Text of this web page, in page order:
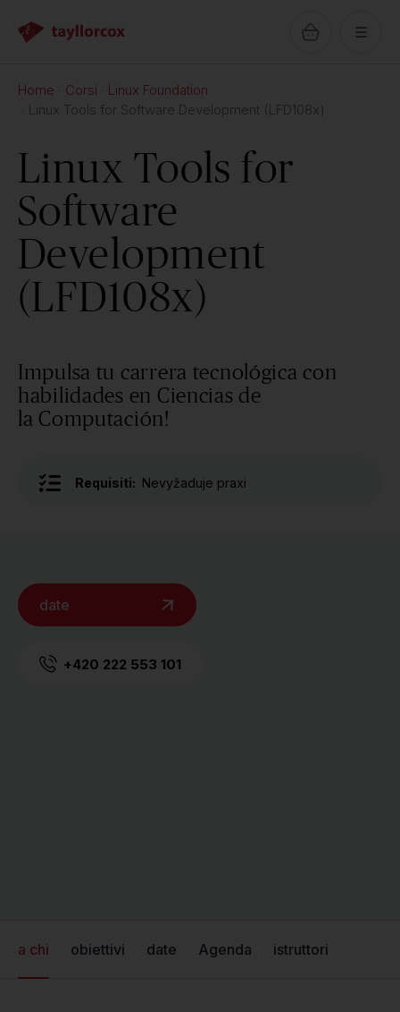
Home Corsi
Linux Foundation
Linux Tools for Software Development (LFD108x)
Linux Tools for
Software
Development
(LFD108x)
Impulsa tu carrera tecnológica con
habilidades en Ciencias de
la Computación!
Requisiti: Nevyžaduje praxi
date
+420 222 553 101
a chi obiettivi date Agenda istruttori